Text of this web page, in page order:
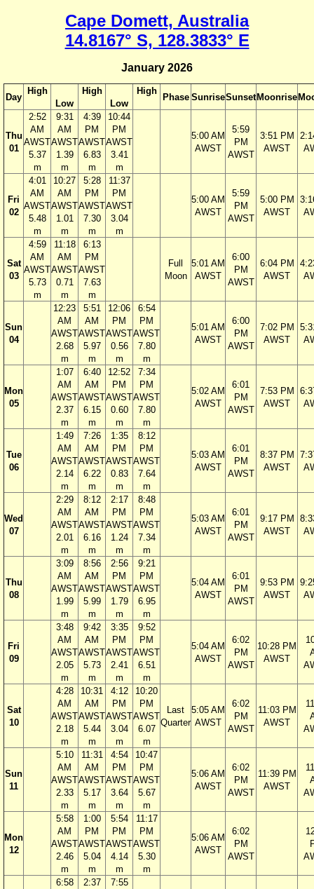
Cape Domett, Australia
14.8167° S, 128.3833° E
January 2026
Day
High
Low
High
Low
High
Phase SunriseSunset Moonrise
Thu
01
2:52
AM
AWST
5.37
m
9:31
AM
AWST
1.39
m
4:39
PM
AWST
6.83
m
10:44
PM
AWST
3.41
m
5:00 AM
AWST
5:59
PM
AWST
3:51 PM
AWST
Fri
02
4:01
AM
AWST
5.48
m
10:27
AM
AWST
1.01
m
5:28
PM
AWST
7.30
m
11:37
PM
AWST
3.04
m
5:00 AM
AWST
5:59
PM
AWST
5:00 PM
AWST
Sat
03
4:59
AM
AWST
5.73
m
11:18
AM
AWST
0.71
m
6:13
PM
AWST
7.63
m
Full
Moon
5:01 AM
AWST
6:00
PM
AWST
6:04 PM
AWST
Sun
04
12:23
AM
AWST
2.68
m
5:51
AM
AWST
5.97
m
12:06
PM
AWST
0.56
m
6:54
PM
AWST
7.80
m
5:01 AM
AWST
6:00
PM
AWST
7:02 PM
AWST
Mon
05
1:07
AM
AWST
2.37
m
6:40
AM
AWST
6.15
m
12:52
PM
AWST
0.60
m
7:34
PM
AWST
7.80
m
5:02 AM
AWST
6:01
PM
AWST
7:53 PM
AWST
Tue
06
1:49
AM
AWST
2.14
m
7:26
AM
AWST
6.22
m
1:35
PM
AWST
0.83
m
8:12
PM
AWST
7.64
m
5:03 AM
AWST
6:01
PM
AWST
8:37 PM
AWST
Wed
07
2:29
AM
AWST
2.01
m
8:12
AM
AWST
6.16
m
2:17
PM
AWST
1.24
m
8:48
PM
AWST
7.34
m
5:03 AM
AWST
6:01
PM
AWST
9:17 PM
AWST
Thu
08
3:09
AM
AWST
1.99
m
8:56
AM
AWST
5.99
m
2:56
PM
AWST
1.79
m
9:21
PM
AWST
6.95
m
5:04 AM
AWST
6:01
PM
AWST
9:53 PM
AWST
Fri
09
3:48
AM
AWST
2.05
m
9:42
AM
AWST
5.73
m
3:35
PM
AWST
2.41
m
9:52
PM
AWST
6.51
m
5:04 AM
AWST
6:02
PM
AWST
10:28 PM
AWST
Sat
10
4:28
AM
AWST
2.18
m
10:31
AM
AWST
5.44
m
4:12
PM
AWST
3.04
m
10:20
PM
AWST
6.07
m
Last
Quarter
5:05 AM
AWST
6:02
PM
AWST
11:03 PM
AWST
Sun
11
5:10
AM
AWST
2.33
m
11:31
AM
AWST
5.17
m
4:54
PM
AWST
3.64
m
10:47
PM
AWST
5.67
m
5:06 AM
AWST
6:02
PM
AWST
11:39 PM
AWST
Mon
12
5:58
AM
AWST
2.46
m
1:00
PM
AWST
5.04
m
5:54
PM
AWST
4.14
m
11:17
PM
AWST
5.30
m
5:06 AM
AWST
6:02
PM
AWST
6:58
2:37
7:55